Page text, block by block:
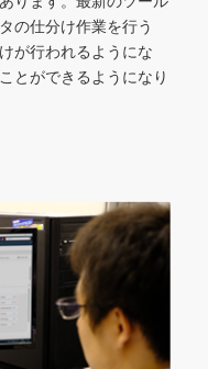
の仕分け作業を行う
が行われるようにな
とができるようになり